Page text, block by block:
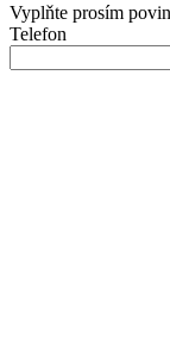
Vyplňte prosím
Telefon